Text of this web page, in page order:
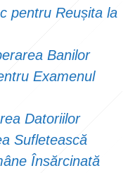
pentru Reușita la
Banilor
Examenul
Datoriilor
Sufletească
Însărcinată